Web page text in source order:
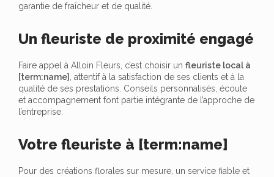
garantie de fraîcheur et de qualité.
Un fleuriste de proximité engagé
Faire appel à Alloin Fleurs, c’est choisir un fleuriste local à
[term:name]
, attentif à la satisfaction de ses clients et à la
qualité de ses prestations. Conseils personnalisés, écoute
et accompagnement font partie intégrante de l’approche de
l’entreprise.
Votre fleuriste à [term:name]
Pour des créations florales sur mesure, un service fiable et